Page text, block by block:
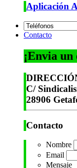
Aplicación
Contacto
¡Envia
C/
28906
Contacto
Nombre
Email
Mensaje